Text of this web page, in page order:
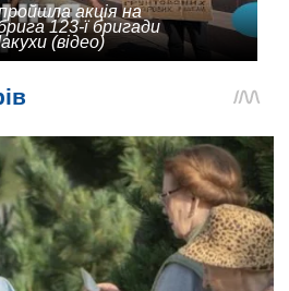
акція на
123-ї бригади
(відео)